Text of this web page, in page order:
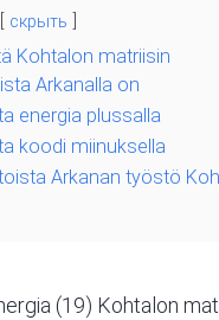
скрыть
Kohtalon matriisin
Arkanalla on
energia plussalla
koodi miinuksella
Arkanan työstö
(19) Kohtalon